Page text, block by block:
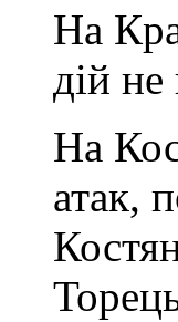
На
дій
На
атак,